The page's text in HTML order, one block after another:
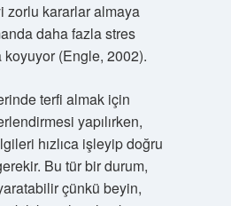
zorlu kararlar almaya
daha fazla stres
koyuyor (Engle, 2002).
terfi almak için
yapılırken,
hızlıca işleyip doğru
Bu tür bir durum,
çünkü beyin,